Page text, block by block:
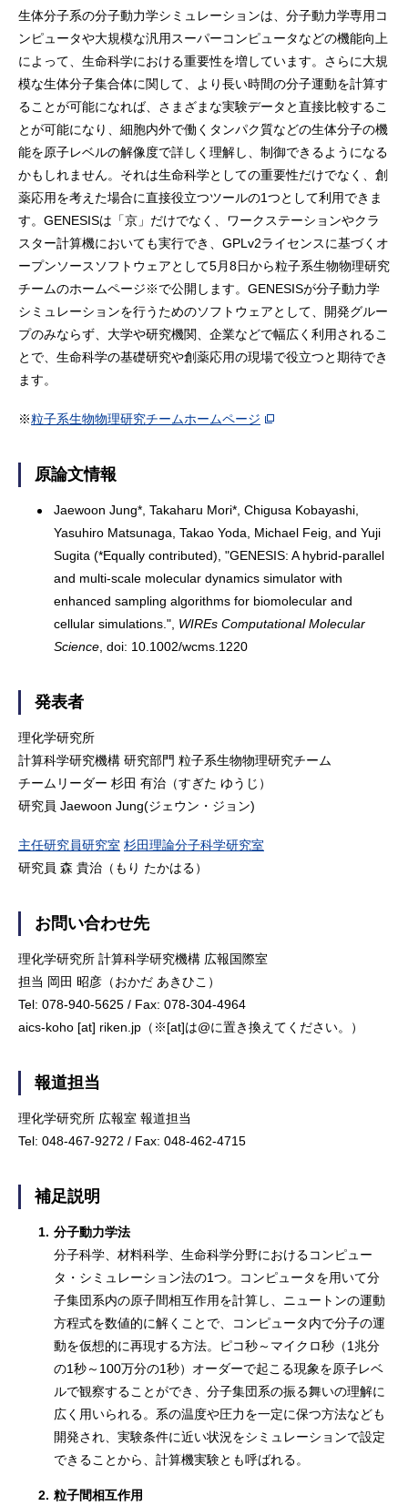
生体分子系の分子動力学シミュレーションは、分子動力学専用コ
ンピュータや大規模な汎用スーパーコンピュータなどの機能向上
によって、生命科学における重要性を増しています。さらに大規
模な生体分子集合体に関して、より長い時間の分子運動を計算す
ることが可能になれば、さまざまな実験データと直接比較するこ
とが可能になり、細胞内外で働くタンパク質などの生体分子の機
能を原子レベルの解像度で詳しく理解し、制御できるようになる
かもしれません。それは生命科学としての重要性だけでなく、創
薬応用を考えた場合に直接役立つツールの1つとして利用できま
す。GENESISは「京」だけでなく、ワークステーションやクラ
スター計算機においても実行でき、GPLv2ライセンスに基づくオ
ープンソースソフトウェアとして5月8日から粒子系生物物理研究
チームのホームページ※で公開します。GENESISが分子動力学
シミュレーションを行うためのソフトウェアとして、開発グルー
プのみならず、大学や研究機関、企業などで幅広く利用されるこ
とで、生命科学の基礎研究や創薬応用の現場で役立つと期待でき
ます。
※粒子系生物物理研究チームホームページ
原論文情報
Jaewoon Jung*, Takaharu Mori*, Chigusa Kobayashi,
Yasuhiro Matsunaga, Takao Yoda, Michael Feig, and Yuji
Sugita (*Equally contributed), "GENESIS: A hybrid-parallel
and multi-scale molecular dynamics simulator with
enhanced sampling algorithms for biomolecular and
cellular simulations.", WIREs Computational Molecular
Science , doi: 10.1002/wcms.1220
発表者
理化学研究所
計算科学研究機構 研究部門 粒子系生物物理研究チーム
チームリーダー 杉田 有治（すぎた ゆうじ）
研究員 Jaewoon Jung(ジェウン・ジョン)
主任研究員研究室 杉田理論分子科学研究室
研究員 森 貴治（もり たかはる）
お問い合わせ先
理化学研究所 計算科学研究機構 広報国際室
担当 岡田 昭彦（おかだ あきひこ）
Tel: 078-940-5625 / Fax: 078-304-4964
aics-koho [at] riken.jp（※[at]は@に置き換えてください。）
報道担当
理化学研究所 広報室 報道担当
Tel: 048-467-9272 / Fax: 048-462-4715
補足説明
1. 分子動力学法
分子科学、材料科学、生命科学分野におけるコンピュー
タ・シミュレーション法の1つ。コンピュータを用いて分
子集団系内の原子間相互作用を計算し、ニュートンの運動
方程式を数値的に解くことで、コンピュータ内で分子の運
動を仮想的に再現する方法。ピコ秒～マイクロ秒（1兆分
の1秒～100万分の1秒）オーダーで起こる現象を原子レベ
ルで観察することができ、分子集団系の振る舞いの理解に
広く用いられる。系の温度や圧力を一定に保つ方法なども
開発され、実験条件に近い状況をシミュレーションで設定
できることから、計算機実験とも呼ばれる。
2. 粒子間相互作用